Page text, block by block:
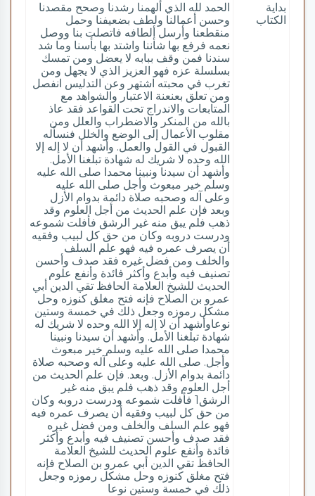
بداية
الكتاب
الحمد لله الذي ألهمنا رشدنا وصحح مقصدنا
وحسن أعمالنا ولطف بضعيفنا وحمل
منقطعنا وأرسل ألطافه فاتصلت بنا ووصل
نعمه فرفع بها شأننا واشتد بها بأسنا وما شد
سندنا فمن وقف ببابه لا يعضل ومن تمسك
بسلسلة عزه فهو العزيز الذي لا يجهل ومن
تغرب في محبته اشتهر وعن التدليس انفصل
ومن تعلق بعنعنة الاعتبار والشواهد مع
المتابعات والاندراج تحت القواعد فقد عاذ
بالله من المنكر والاضطراب والعلل ومن
مقلوب الأعمال إلى الوضع والخلل فنسأله
القبول في القول والعمل. وأشهد أن لا إله إلا
الله وحده لا شريك له شهادة تبلغنا الأمل.
وأشهد أن سيدنا ونبينا محمدا صلى الله عليه
وسلم خير مبعوث وأجل صلى الله عليه
وعلى آله وصحبه صلاة دائمة بدوام الأزل
وبعد فإن علم الحديث من أجل العلوم وقد
ذهب فلم يبق منه غير الرشق فأفلت شموعه
ودرست دروبه وكان من حق كل لبيب وفقيه
أن يصرف عمره فيه فهو علم السلف
والخلف ومن فضل غيره فقد صدف وأحسن
تصنيف فيه وأبدع وأكثر فائدة وأنفع علوم
الحديث للشيخ العلامة الحافظ تقي الدين أبي
عمرو بن الصلاح فإنه فتح مغلق كنوزه وحل
مشكل رموزه وجعل ذلك في خمسة وستين
نوعاوأشهد أن لا إله إلا الله وحده لا شريك له
شهادة تبلغنا الأمل. وأشهد أن سيدنا ونبينا
محمدا صلى الله عليه وسلم خير مبعوث
وأجل. صلى الله عليه وعلى آله وصحبه صلاة
دائمة بدوام الأزل. وبعد. فإن علم الحديث من
أجل العلوم وقد ذهب فلم يبق منه غير
الرشق1 فأفلت شموعه ودرست دروبه وكان
من حق كل لبيب وفقيه أن يصرف عمره فيه
فهو علم السلف والخلف ومن فضل غيره
فقد صدف وأحسن تصنيف فيه وأبدع وأكثر
فائدة وأنفع علوم الحديث للشيخ العلامة
الحافظ تقي الدين أبي عمرو بن الصلاح فإنه
فتح مغلق كنوزه وحل مشكل رموزه وجعل
ذلك في خمسة وستين نوعا